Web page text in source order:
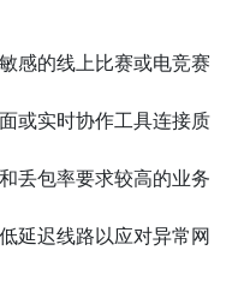
感的线上比赛或电竞赛
或实时协作工具连接质
丢包率要求较高的业务
延迟线路以应对异常网